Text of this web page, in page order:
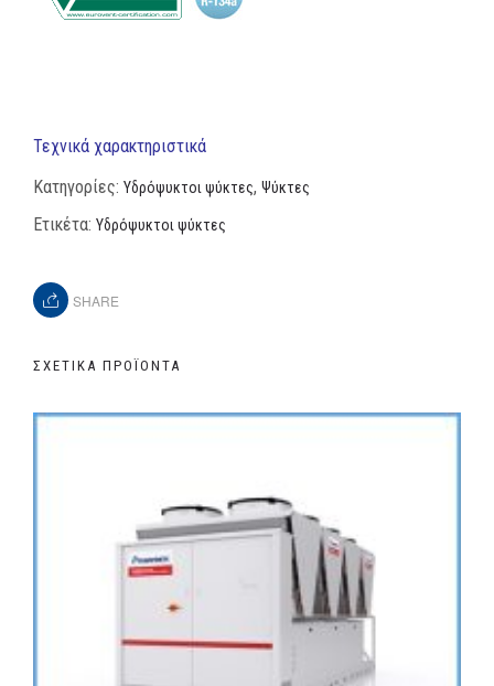
Τεχνικά χαρακτηριστικά
Κατηγορίες: Υδρόψυκτοι ψύκτες, Ψύκτες
Ετικέτα: Υδρόψυκτοι ψύκτες
SHARE
ΣΧΕΤΙΚΆ ΠΡΟΪΌΝΤΑ